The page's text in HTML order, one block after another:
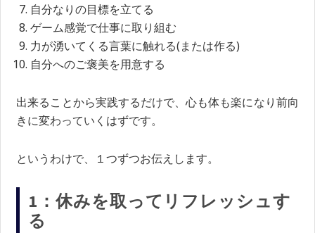
自分なりの目標を立てる
ゲーム感覚で仕事に取り組む
力が湧いてくる言葉に触れる(または作る)
自分へのご褒美を用意する
出来ることから実践するだけで、心も体も楽になり前向
きに変わっていくはずです。
というわけで、１つずつお伝えします。
1：休みを取ってリフレッシュす
る